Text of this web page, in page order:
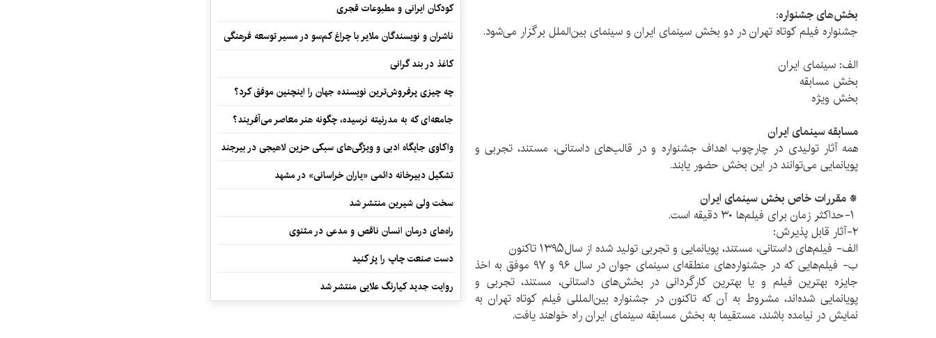
بخش‌های‌ جشنواره:
جشنواره فیلم کوتاه تهران در دو بخش سینمای ایران و سینمای بین‌الملل برگزار می‌شود.
الف: سینمای ایران
بخش مسابقه
بخش ویژه
مسابقه سینمای ایران
همه‌ آثار تولیدی در چارچوب اهداف جشنواره و در قالب‌های داستانی، مستند، تجربی و
پویانمایی می‌توانند در این بخش حضور یابند.
* مقررات خاص بخش سینمای ایران
۲-آثار قابل پذیرش:
الف- فیلم‌های داستانی، مستند، پویانمایی و تجربی تولید شده از سال۱۳۹۵ تاکنون
ب- فیلم‌هایی که در جشنواره‌های منطقه‌ای سینمای جوان در سال ۹۶ و ۹۷ موفق به اخذ
جایزه بهترین فیلم و یا بهترین کارگردانی در بخش‌های داستانی، مستند، تجربی و
پویانمایی شده‌اند، مشروط به آن که تاکنون در جشنواره بین‌المللی فیلم کوتاه تهران به
نمایش در نیامده باشند، مستقیما به بخش مسابقه سینمای ایران راه خواهند یافت.
کودکان ایرانی و مطبوعات قجری
ناشران و نویسندگان ملایر با چراغ کم‌سو در مسیر توسعه فرهنگی
کاغذ در بند گرانی
چه چیزی پرفروش‌ترین نویسنده جهان را اینچنین موفق کرد؟
جامعه‌ای که به مدرنیته نرسیده، چگونه هنر معاصر می‌آفریند؟
واکاوی جایگاه ادبی و ویژگی‌های سبکی حزین لاهیجی در بیرجند
تشکیل دبیرخانه دائمی «یاران خراسانی» در مشهد
سخت ولی شیرین منتشر شد
راه‌های درمان انسان ناقص و مدعی در مثنوی
دست صنعت چاپ را پرُ کنید
روایت جدید کیارنگ علایی منتشر شد